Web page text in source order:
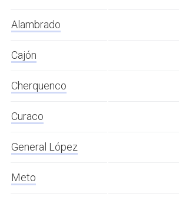
Alambrado
Cajón
Cherquenco
Curaco
General López
Meto